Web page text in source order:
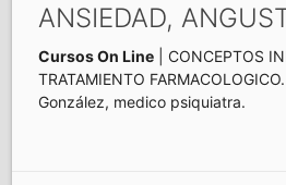
ANSIEDAD,
Cursos On Line| CONCEPTOS
TRATAMIENTO
González, medico psiquiatra.